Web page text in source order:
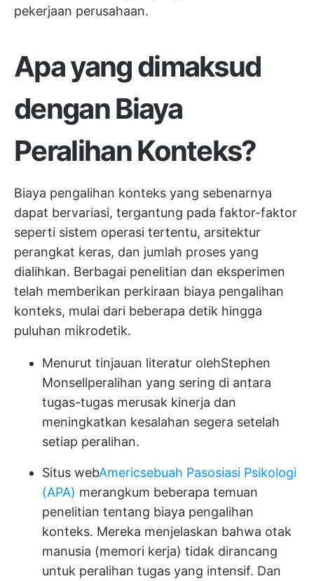
pekerjaan perusahaan.
Apa yang dimaksud
dengan Biaya
Peralihan Konteks?
Biaya pengalihan konteks yang sebenarnya
dapat bervariasi, tergantung pada faktor-faktor
seperti sistem operasi tertentu, arsitektur
perangkat keras, dan jumlah proses yang
dialihkan. Berbagai penelitian dan eksperimen
telah memberikan perkiraan biaya pengalihan
konteks, mulai dari beberapa detik hingga
puluhan mikrodetik.
Menurut tinjauan literatur olehStephen
Monsellperalihan yang sering di antara
tugas-tugas merusak kinerja dan
meningkatkan kesalahan segera setelah
setiap peralihan.
Situs webAmericsebuah Pasosiasi Psikologi
(APA) merangkum beberapa temuan
penelitian tentang biaya pengalihan
konteks. Mereka menjelaskan bahwa otak
manusia (memori kerja) tidak dirancang
untuk peralihan tugas yang intensif. Dan